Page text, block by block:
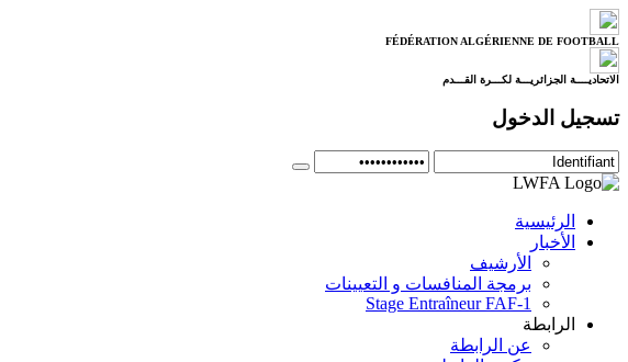
FÉDÉRATION ALGÉRIENNE DE FOOTBALL
الاتحاديــــة الجزائريـــة لكـــرة القـــدم
تسجيل الدخول
الرئيسية
الأخبار
الأرشيف
برمجة المنافسات و التعيينات
Stage Entraîneur FAF-1
الرابطة
عن الرابطة